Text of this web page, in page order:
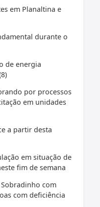
em Planaltina e
durante o
de energia
por processos
em unidades
a partir desta
em situação de
fim de semana
com
com deficiência